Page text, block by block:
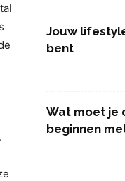
Jouw
bent
Wat moet je
beginnen